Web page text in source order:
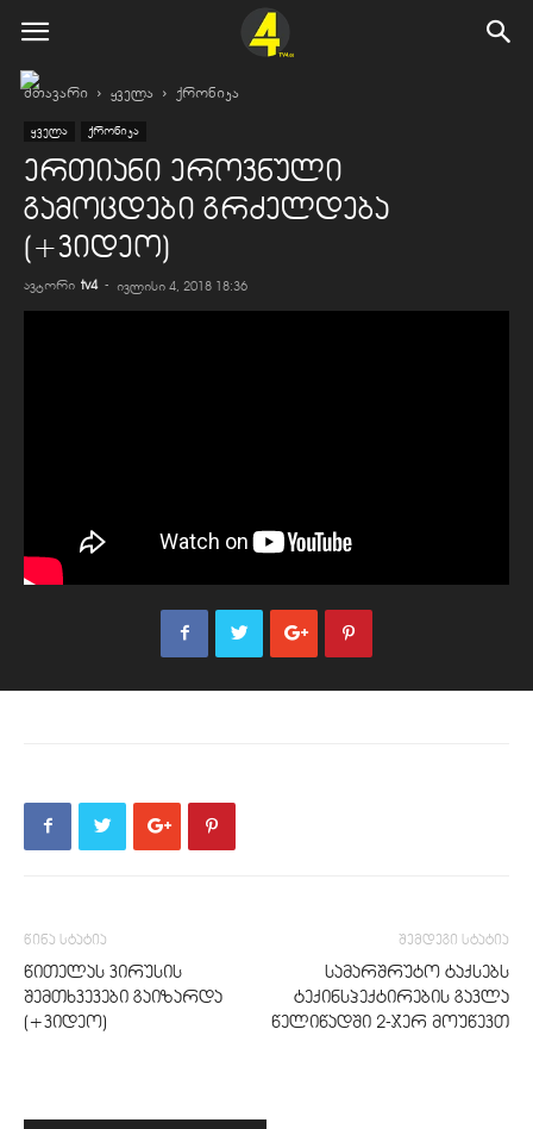
მთავარი ყველა ქრონიკა
ყველა ქრონიკა
ერთიანი ეროვნული
გამოცდები გრძელდება
(+ვიდეო)
ავტორი tv4 - ივლისი 4, 2018 18:36
წინა სტატია
წითელას ვირუსის
შემთხვევები გაიზარდა
(+ვიდეო)
შემდეგი სტატია
სამარშრუტო ტაქსებს
ტექინსპექტირების გავლა
წელიწადში 2-ჯერ მოუწევთ